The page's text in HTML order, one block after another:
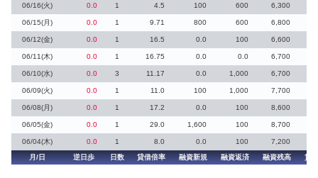
06/16(火) 0.0 1 4.5 100 600 6,300
06/15(月) 0.0 1 9.71 800 600 6,800
06/12(金) 0.0 1 16.5 0.0 100 6,600
06/11(木) 0.0 1 16.75 0.0 0.0 6,700
06/10(水) 0.0 3 11.17 0.0 1,000 6,700
06/09(火) 0.0 1 11.0 100 1,000 7,700
06/08(月) 0.0 1 17.2 0.0 100 8,600
06/05(金) 0.0 1 29.0 1,600 100 8,700
06/04(木) 0.0 1 8.0 0.0 100
7,200
月/日
逆日歩 日数 貸借倍率 融資新規 融資返済 融資残高 貸